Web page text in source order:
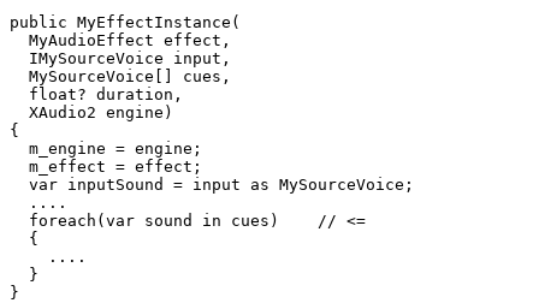
public MyEffectInstance(
  MyAudioEffect effect,
  IMySourceVoice input,
  MySourceVoice[] cues,
  float? duration,
  XAudio2 engine)
{
  m_engine = engine;
  m_effect = effect;
  var inputSound = input as MySourceVoice;
  ....
  foreach(var sound in cues)    // <=
  {
    ....
  }
}